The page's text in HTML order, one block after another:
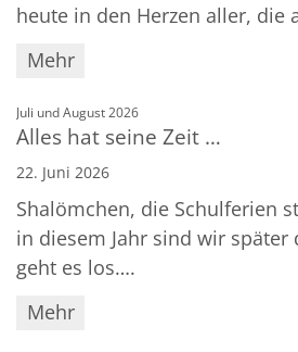
heute in den Herzen aller, die
Mehr
Juli und August 2026:
Alles hat seine Zeit …
22. Juni 2026
Shalömchen, die Schulferien
in diesem Jahr sind wir später
geht es los….
Mehr